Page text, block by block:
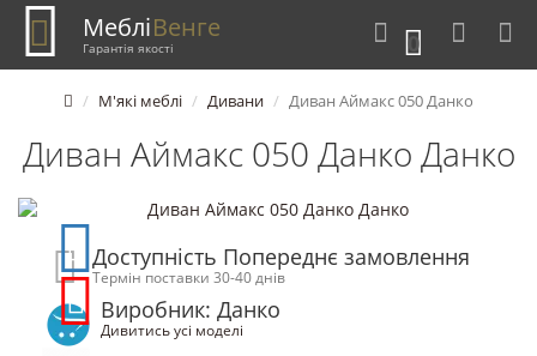
0
МебліВенге
Гарантія якості
М'які меблі Дивани Диван Аймакс 050 Данко
Диван Аймакс 050 Данко Данко
Доступність Попереднє замовлення
Термін поставки 30-40 днів
Виробник: Данко
Дивитись усі моделі